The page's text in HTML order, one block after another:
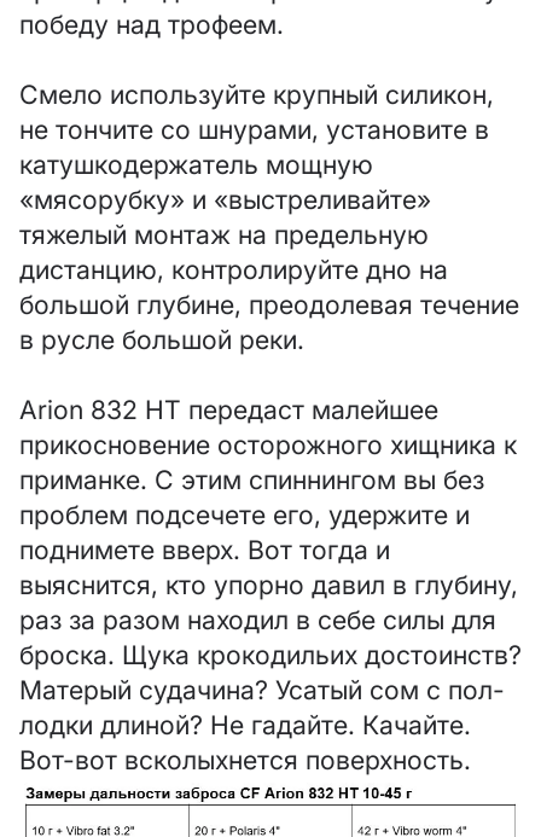
победу над трофеем.
Смело используйте крупный силикон,
не тончите со шнурами, установите в
катушкодержатель мощную
«мясорубку» и «выстреливайте»
тяжелый монтаж на предельную
дистанцию, контролируйте дно на
большой глубине, преодолевая течение
в русле большой реки.
Arion 832 HT передаст малейшее
прикосновение осторожного хищника к
приманке. С этим спиннингом вы без
проблем подсечете его, удержите и
поднимете вверх. Вот тогда и
выяснится, кто упорно давил в глубину,
раз за разом находил в себе силы для
броска. Щука крокодильих достоинств?
Матерый судачина? Усатый сом с пол-
лодки длиной? Не гадайте. Качайте.
Вот-вот всколыхнется поверхность.